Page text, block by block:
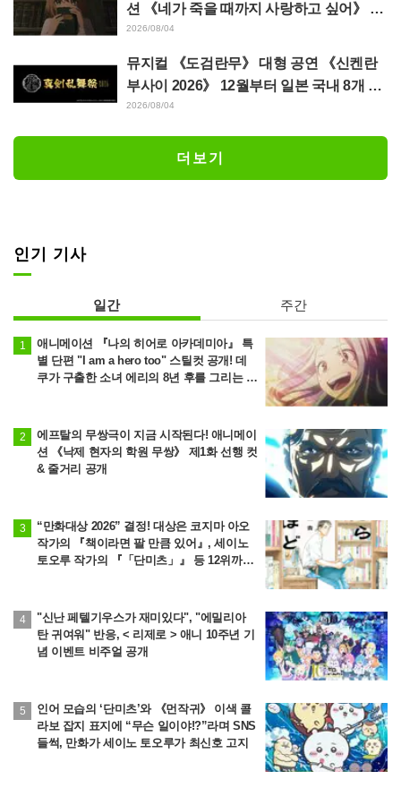
션 《네가 죽을 때까지 사랑하고 싶어》 제
5화 줄거리·장면 컷·WEB 예고·에피소드
포스터 공개
2026/08/04
뮤지컬 《도검란무》 대형 공연 《신켄란
부사이 2026》 12월부터 일본 국내 8개 도
시에서 개최 결정! 총 44도검남사가 집결
2026/08/04
더보기
인기 기사
일간 주간
애니메이션 『나의 히어로 아카데미아』 특
별 단편 "I am a hero too" 스틸컷 공개! 데
쿠가 구출한 소녀 에리의 8년 후를 그리는 이
에프탈의 무쌍극이 지금 시작된다! 애니메이
션 《낙제 현자의 학원 무쌍》 제1화 선행 컷
& 줄거리 공개
“만화대상 2026” 결정! 대상은 코지마 아오
작가의 『책이라면 팔 만큼 있어』, 세이노
토오루 작가의 『「단미츠」』 등 12위까지
"신난 페텔기우스가 재미있다", "에밀리아
탄 귀여워" 반응, < 리제로 > 애니 10주년 기
념 이벤트 비주얼 공개
인어 모습의 ‘단미츠’와 《먼작귀》 이색 콜
라보 잡지 표지에 “무슨 일이야!?”라며 SNS
들썩, 만화가 세이노 토오루가 최신호 고지